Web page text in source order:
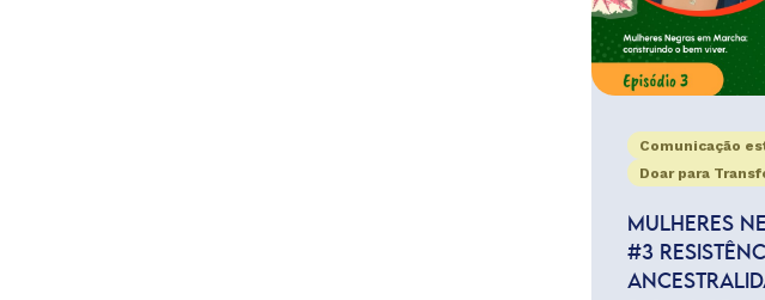
Comunicação
Doar para
MULHERES
#3